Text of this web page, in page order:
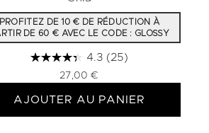
PROFITEZ DE 10 € DE RÉDUCTION À
DE 60 € AVEC LE CODE : GLOSSY
4.3 (25)
27,00 €
AJOUTER AU PANIER